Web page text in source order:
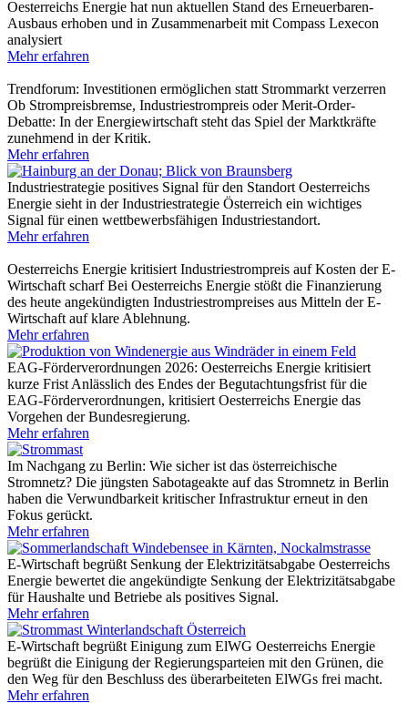
Oesterreichs Energie hat nun aktuellen Stand des Erneuerbaren-
Ausbaus erhoben und in Zusammenarbeit mit Compass Lexecon
analysiert
Mehr erfahren
Trendforum: Investitionen ermöglichen statt Strommarkt verzerren
Ob Strompreisbremse, Industriestrompreis oder Merit-Order-
Debatte: In der Energiewirtschaft steht das Spiel der Marktkräfte
zunehmend in der Kritik.
Mehr erfahren
Industriestrategie positives Signal für den Standort Oesterreichs
Energie sieht in der Industriestrategie Österreich ein wichtiges
Signal für einen wettbewerbsfähigen Industriestandort.
Mehr erfahren
Oesterreichs Energie kritisiert Industriestrompreis auf Kosten der E-
Wirtschaft scharfBei Oesterreichs Energie stößt die Finanzierung
des heute angekündigten Industriestrompreises aus Mitteln der E-
Wirtschaft auf klare Ablehnung.
Mehr erfahren
EAG-Förderverordnungen 2026: Oesterreichs Energie kritisiert
kurze Frist Anlässlich des Endes der Begutachtungsfrist für die
EAG-Förderverordnungen, kritisiert Oesterreichs Energie das
Vorgehen der Bundesregierung.
Mehr erfahren
Im Nachgang zu Berlin: Wie sicher ist das österreichische
Stromnetz? Die jüngsten Sabotageakte auf das Stromnetz in Berlin
haben die Verwundbarkeit kritischer Infrastruktur erneut in den
Fokus gerückt.
Mehr erfahren
E-Wirtschaft begrüßt Senkung der Elektrizitätsabgabe Oesterreichs
Energie bewertet die angekündigte Senkung der Elektrizitätsabgabe
für Haushalte und Betriebe als positives Signal.
Mehr erfahren
E-Wirtschaft begrüßt Einigung zum ElWG Oesterreichs Energie
begrüßt die Einigung der Regierungsparteien mit den Grünen, die
den Weg für den Beschluss des überarbeiteten ElWGs frei macht.
Mehr erfahren